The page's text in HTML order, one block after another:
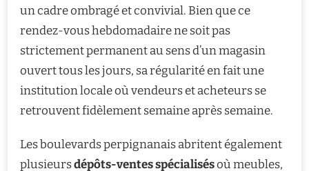
un cadre ombragé et convivial. Bien que ce
rendez-vous hebdomadaire ne soit pas
strictement permanent au sens d’un magasin
ouvert tous les jours, sa régularité en fait une
institution locale où vendeurs et acheteurs se
retrouvent fidèlement semaine après semaine.
Les boulevards perpignanais abritent également
plusieursdépôts-ventes spécialisésoù meubles,